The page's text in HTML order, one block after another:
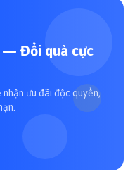
#patehop
— Đổi quà cực
ưu đãi độc quyền,